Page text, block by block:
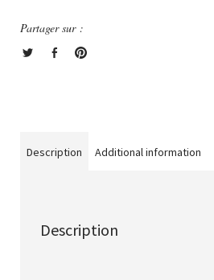
Partager sur :
Description Additional information
Description